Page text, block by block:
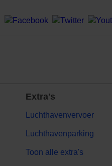
Extra's
Luchthavenvervoer
Luchthavenparking
Toon alle extra's